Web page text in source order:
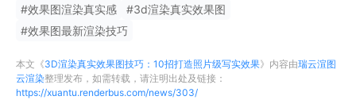
#效果图渲染真实感 #3d渲染真实效果图
#效果图最新渲染技巧
本文《3D渲染真实效果图技巧：10招打造照片级写实效果》内容由瑞云渲图
云渲染整理发布，如需转载，请注明出处及链接：
https://xuantu.renderbus.com/news/303/